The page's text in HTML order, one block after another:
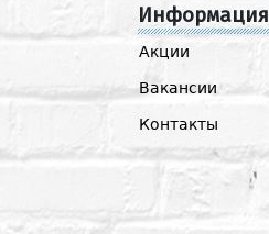
Информация
Акции
Вакансии
Контакты